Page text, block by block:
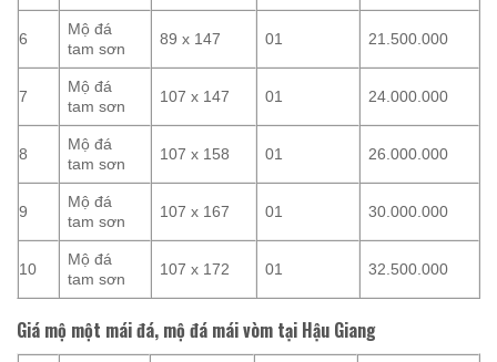
6
Mộ đá
tam sơn
89 x 147 01 21.500.000
7
Mộ đá
tam sơn
107 x 147 01 24.000.000
8
Mộ đá
tam sơn
107 x 158 01 26.000.000
9
Mộ đá
tam sơn
107 x 167 01 30.000.000
10
Mộ đá
tam sơn
107 x 172 01 32.500.000
Giá mộ một mái đá, mộ đá mái vòm tại Hậu Giang